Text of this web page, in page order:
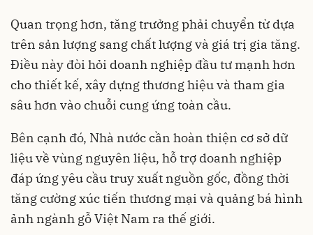
Quan trọng hơn, tăng trưởng phải chuyển từ dựa
trên sản lượng sang chất lượng và giá trị gia tăng.
Điều này đòi hỏi doanh nghiệp đầu tư mạnh hơn
cho thiết kế, xây dựng thương hiệu và tham gia
sâu hơn vào chuỗi cung ứng toàn cầu.
Bên cạnh đó, Nhà nước cần hoàn thiện cơ sở dữ
liệu về vùng nguyên liệu, hỗ trợ doanh nghiệp
đáp ứng yêu cầu truy xuất nguồn gốc, đồng thời
tăng cường xúc tiến thương mại và quảng bá hình
ảnh ngành gỗ Việt Nam ra thế giới.